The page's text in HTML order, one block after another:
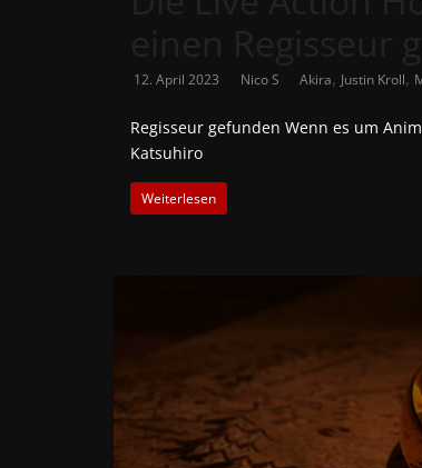
Japan
Deutschland
12. April 2023 Nico S Akira, Justin Kroll,
Regisseur gefunden Wenn es um
Katsuhiro
Weiterlesen